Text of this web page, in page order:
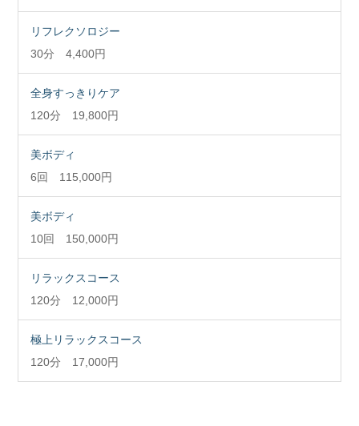
リフレクソロジー
30分 4,400円
全身すっきりケア
120分 19,800円
美ボディ
6回 115,000円
美ボディ
10回 150,000円
リラックスコース
120分 12,000円
極上リラックスコース
120分 17,000円